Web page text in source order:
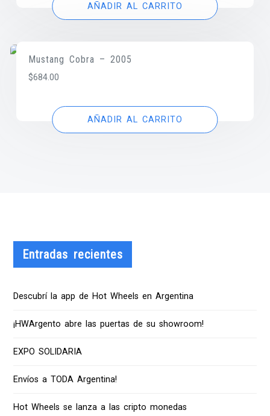
AÑADIR AL CARRITO
Mustang Cobra – 2005
$684.00
AÑADIR AL CARRITO
Entradas recientes
Descubrí la app de Hot Wheels en Argentina
¡HWArgento abre las puertas de su showroom!
EXPO SOLIDARIA
Envíos a TODA Argentina!
Hot Wheels se lanza a las cripto monedas